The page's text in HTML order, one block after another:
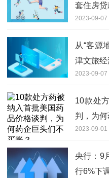
套住房
2023-09-07
从“客源
津文旅经
2023-09-07
10款处
判，为
2023-09-01
央行：9
行6%下